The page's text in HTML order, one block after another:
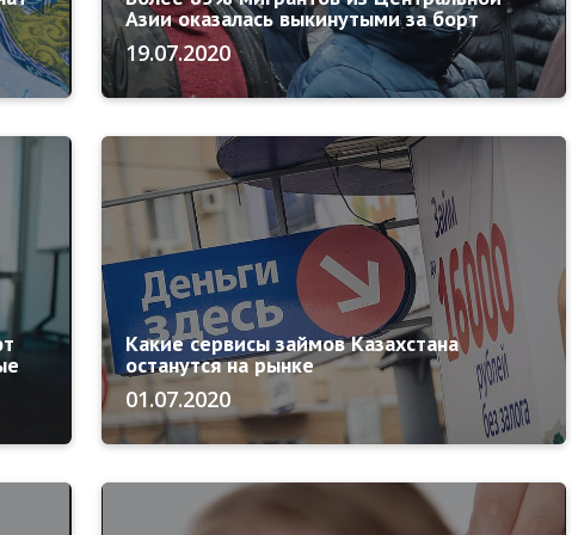
Азии оказалась выкинутыми за борт
19.07.2020
Какие сервисы займов Казахстана
останутся на рынке
01.07.2020